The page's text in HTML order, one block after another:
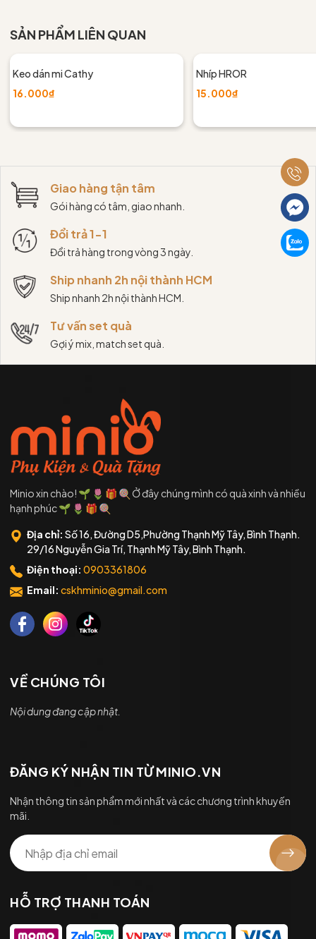
SẢN PHẨM LIÊN QUAN
Keo dán mi Cathy
16.000₫
Nhíp HROR
15.000₫
Giao hàng tận tâm
Gói hàng có tâm, giao nhanh.
Đổi trả 1-1
Đổi trả hàng trong vòng 3 ngày.
Ship nhanh 2h nội thành HCM
Ship nhanh 2h nội thành HCM.
Tư vấn set quà
Gợi ý mix, match set quà.
Minio xin chào! 🌱 🌷 🎁 🍭 Ở đây chúng mình có quà xinh và nhiều
hạnh phúc 🌱 🌷 🎁 🍭
Địa chỉ: Số 16, Đường D5,Phường Thạnh Mỹ Tây, Bình Thạnh.
29/16 Nguyễn Gia Trí, Thạnh Mỹ Tây, Bình Thạnh.
Điện thoại: 0903361806
Email: cskhminio@gmail.com
VỀ CHÚNG TÔI
Nội dung đang cập nhật.
ĐĂNG KÝ NHẬN TIN TỪ MINIO.VN
Nhận thông tin sản phẩm mới nhất và các chương trình khuyến
mãi.
HỖ TRỢ THANH TOÁN